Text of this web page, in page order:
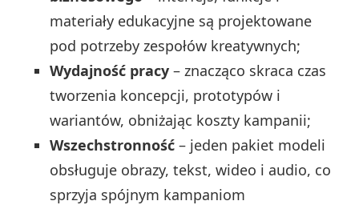
materiały edukacyjne są projektowane
pod potrzeby zespołów kreatywnych;
Wydajność pracy – znacząco skraca czas
tworzenia koncepcji, prototypów i
wariantów, obniżając koszty kampanii;
Wszechstronność – jeden pakiet modeli
obsługuje obrazy, tekst, wideo i audio, co
sprzyja spójnym kampaniom